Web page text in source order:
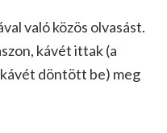
való közös olvasást.
kávét ittak (a
döntött be) meg